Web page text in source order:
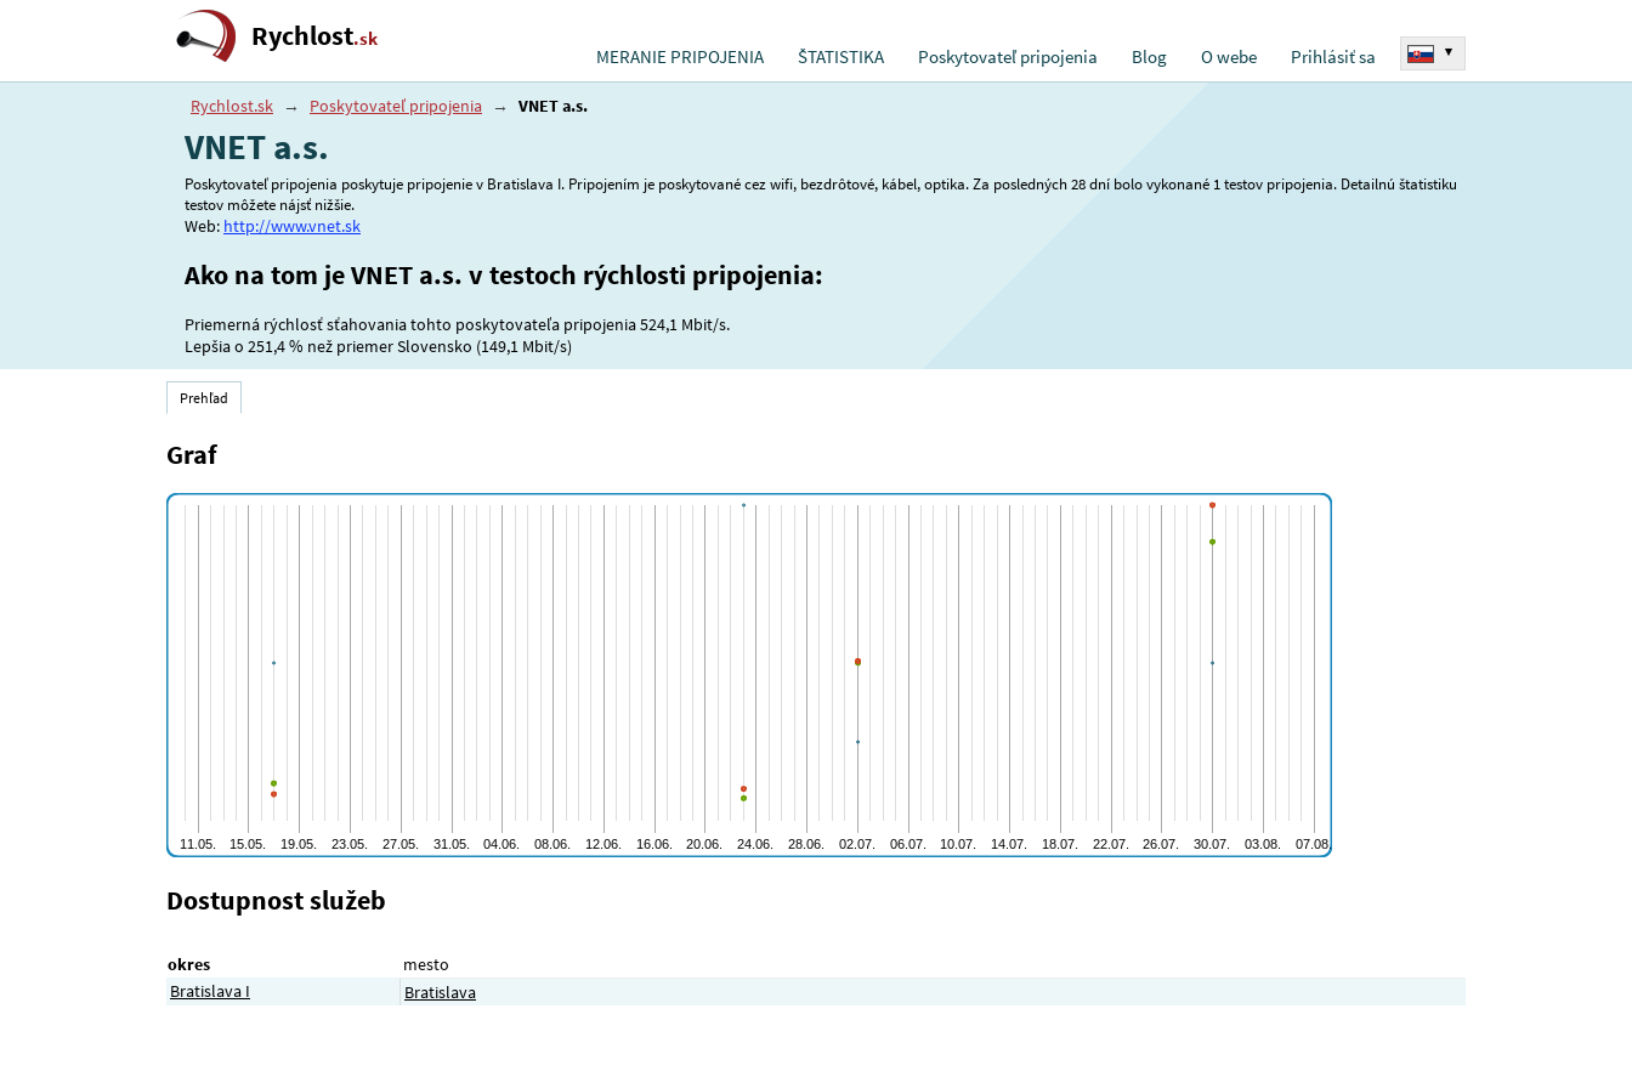
Rychlost.sk
MERANIE PRIPOJENIA ŠTATISTIKA Poskytovateľ pripojenia Blog O webe Prihlásiť sa ▾
Rychlost.sk → Poskytovateľ pripojenia → VNET a.s.
VNET a.s.
Poskytovateľ pripojenia poskytuje pripojenie v Bratislava I. Pripojením je poskytované cez wifi, bezdrôtové, kábel, optika. Za posledných 28 dní bolo vykonané 1 testov pripojenia. Detailnú štatistiku
testov môžete nájsť nižšie.
Web: http://www.vnet.sk
Ako na tom je VNET a.s. v testoch rýchlosti pripojenia:
Priemerná rýchlosť sťahovania tohto poskytovateľa pripojenia 524,1 Mbit/s.
Lepšia o 251,4 % než priemer Slovensko (149,1 Mbit/s)
Prehľad
Graf
Dostupnost služeb
okres
mesto
Bratislava I
Bratislava